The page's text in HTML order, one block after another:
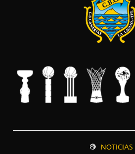
NOTICIAS